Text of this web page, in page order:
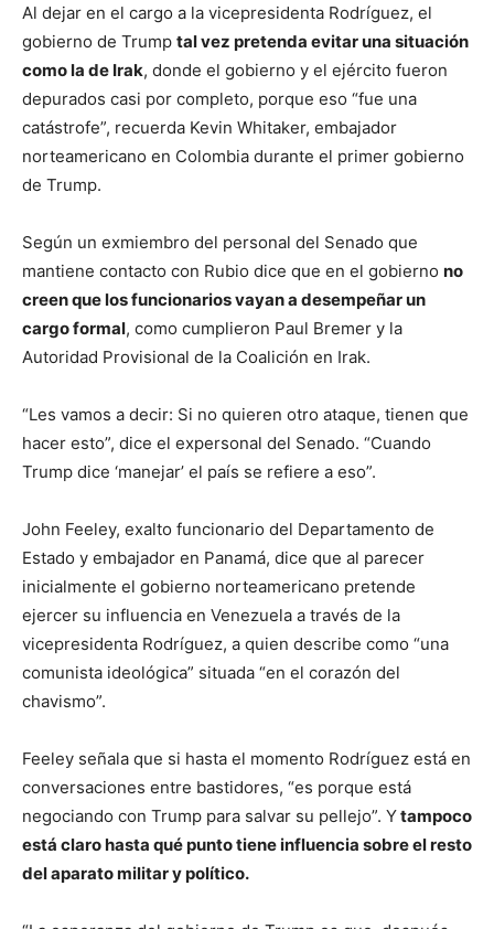
Al dejar en el cargo a la vicepresidenta Rodríguez, el
gobierno de Trump tal vez pretenda evitar una situación
como la de Irak, donde el gobierno y el ejército fueron
depurados casi por completo, porque eso “fue una
catástrofe”, recuerda Kevin Whitaker, embajador
norteamericano en Colombia durante el primer gobierno
de Trump.
Según un exmiembro del personal del Senado que
mantiene contacto con Rubio dice que en el gobierno no
creen que los funcionarios vayan a desempeñar un
cargo formal, como cumplieron Paul Bremer y la
Autoridad Provisional de la Coalición en Irak.
“Les vamos a decir: Si no quieren otro ataque, tienen que
hacer esto”, dice el expersonal del Senado. “Cuando
Trump dice ‘manejar’ el país se refiere a eso”.
John Feeley, exalto funcionario del Departamento de
Estado y embajador en Panamá, dice que al parecer
inicialmente el gobierno norteamericano pretende
ejercer su influencia en Venezuela a través de la
vicepresidenta Rodríguez, a quien describe como “una
comunista ideológica” situada “en el corazón del
chavismo”.
Feeley señala que si hasta el momento Rodríguez está en
conversaciones entre bastidores, “es porque está
negociando con Trump para salvar su pellejo”. Ytampoco
está claro hasta qué punto tiene influencia sobre el resto
del aparato militar y político.